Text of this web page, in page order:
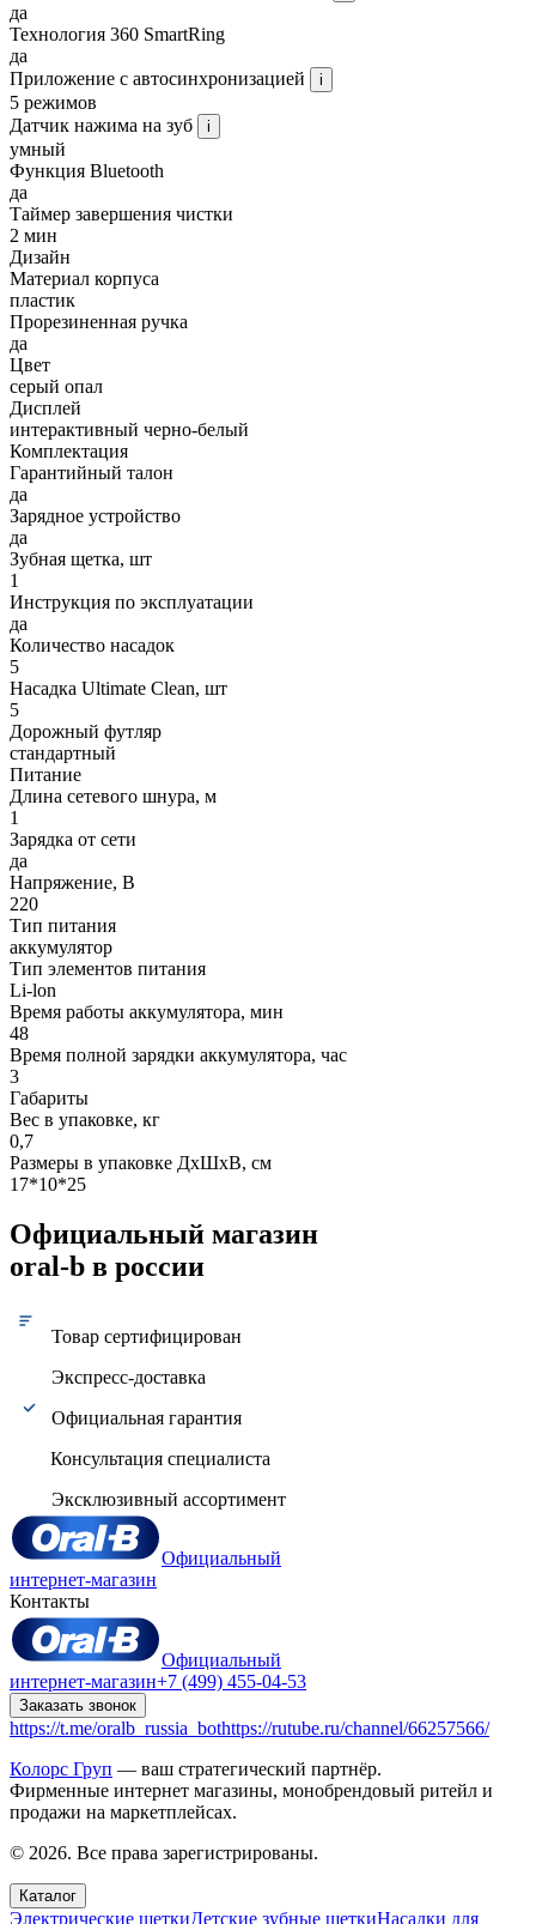
да
Технология 360 SmartRing
да
Приложение с автосинхронизацией
i
5 режимов
Датчик нажима на зуб
i
умный
Функция Bluetooth
да
Таймер завершения чистки
2 мин
Дизайн
Материал корпуса
пластик
Прорезиненная ручка
да
Цвет
серый опал
Дисплей
интерактивный черно-белый
Комплектация
Гарантийный талон
да
Зарядное устройство
да
Зубная щетка, шт
1
Инструкция по эксплуатации
да
Количество насадок
5
Насадка Ultimate Clean, шт
5
Дорожный футляр
стандартный
Питание
Длина сетевого шнура, м
1
Зарядка от сети
да
Напряжение, В
220
Тип питания
аккумулятор
Тип элементов питания
Li-lon
Время работы аккумулятора, мин
48
Время полной зарядки аккумулятора, час
3
Габариты
Вес в упаковке, кг
0,7
Размеры в упаковке ДxШxВ, см
17*10*25
Официальный магазин
oral-b в россии
Товар сертифицирован
Экспресс-доставка
Официальная гарантия
Консультация специалиста
Эксклюзивный ассортимент
Официальный
интернет-магазин
Контакты
Официальный
интернет-магазин+7 (499) 455-04-53
Заказать звонок
https://t.me/oralb_russia_bothttps://rutube.ru/channel/66257566/
Колорс Груп — ваш стратегический партнёр.
Фирменные интернет магазины, монобрендовый ритейл и
продажи на маркетплейсах.
© 2026. Все права зарегистрированы.
Каталог
Электрические щеткиДетские зубные щеткиНасадки для